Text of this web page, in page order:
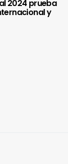
2024 prueba
y